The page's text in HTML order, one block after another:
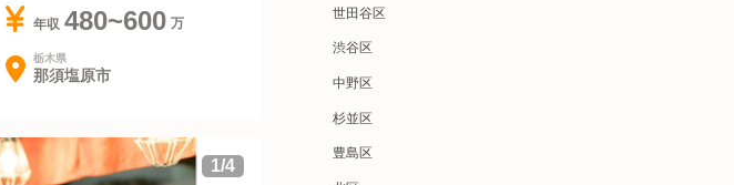
年収 480~600
栃木県
那須塩原市
1/4
世田谷区
渋谷区
中野区
杉並区
豊島区